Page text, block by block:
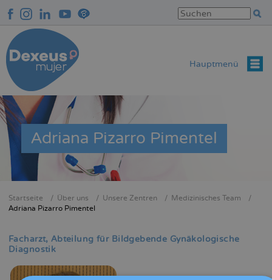
zum
Inhalt
Hauptmenü
Adriana Pizarro Pimentel
Breadcrumb
Startseite Über uns Unsere Zentren
Medizinisches Team
Adriana Pizarro Pimentel
Facharzt Abteilung für Bildgebende Gynäkologische
Diagnostik